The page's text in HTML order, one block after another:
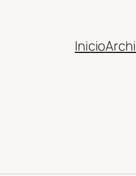
Inicio